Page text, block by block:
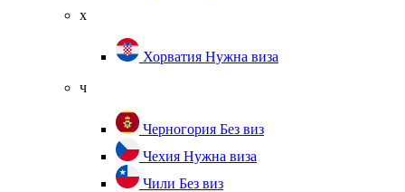
х
Хорватия Нужна виза
ч
Черногория Без виз
Чехия Нужна виза
Чили Без виз